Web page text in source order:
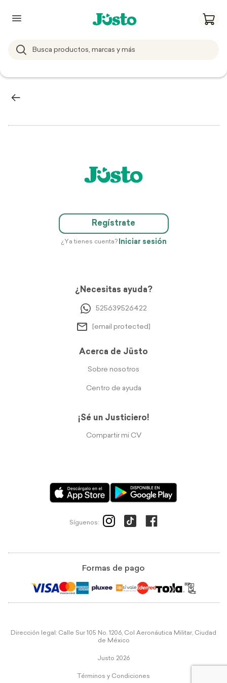
Regístrate
¿Ya tienes cuenta? Iniciar sesión
¿Necesitas ayuda?
525639526422
[email protected]
Acerca de Jüsto
Sobre nosotros
Centro de ayuda
¡Sé un Justiciero!
Compartir mi CV
Síguenos:
Formas de pago
Dirección legal: Calle Sur 105 No. 1206, Col Aeronáutica Militar, Ciudad
de México
Justo 2026
Términos y Condiciones